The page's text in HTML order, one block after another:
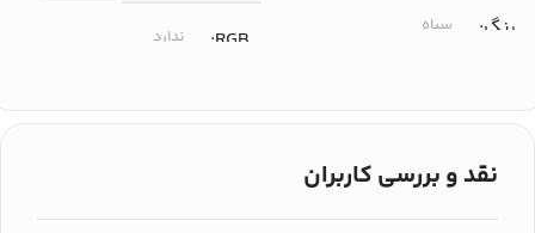
رنگ سیاه
RGB ندارد
حداکثر دقت (DPI)
نقد و بررسی کاربران